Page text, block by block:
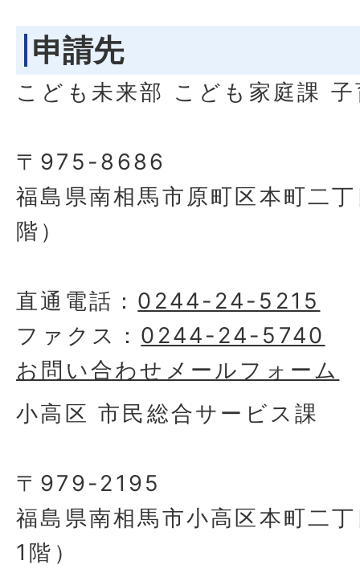
申請先
こども未来部 こども家庭課
〒975-8686
福島県南相馬市原町区本町二
階）
直通電話： 0244-24-5215
ファクス： 0244-24-5740
お問い合わせメールフォーム
小高区 市民総合サービス課
〒979-2195
福島県南相馬市小高区本町二
1階）